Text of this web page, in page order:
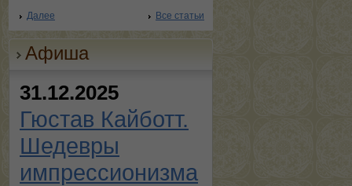
Далее Все статьи
Афиша
31.12.2025
Гюстав Кайботт.
Шедевры
импрессионизма